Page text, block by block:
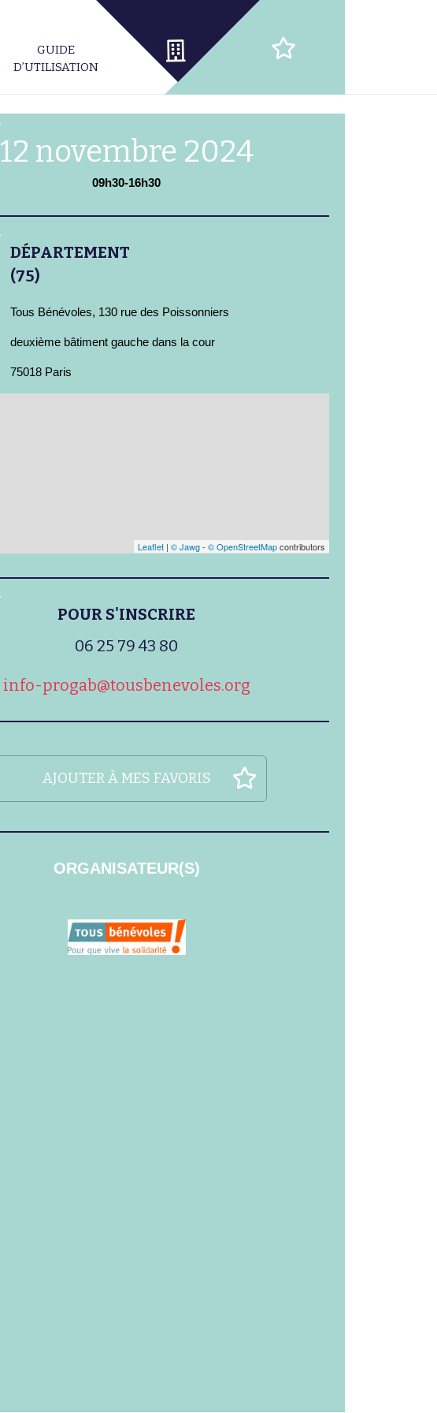
GUIDE
D’UTILISATION
12 novembre 2024
09h30-16h30
DÉPARTEMENT
(75)
Tous Bénévoles, 130 rue des Poissonniers
deuxième bâtiment gauche dans la cour
75018 Paris
Leaflet | © Jawg- © OpenStreetMapcontributors
POUR S'INSCRIRE
06 25 79 43 80
info-progab@tousbenevoles.org
AJOUTER À MES FAVORIS
ORGANISATEUR(S)